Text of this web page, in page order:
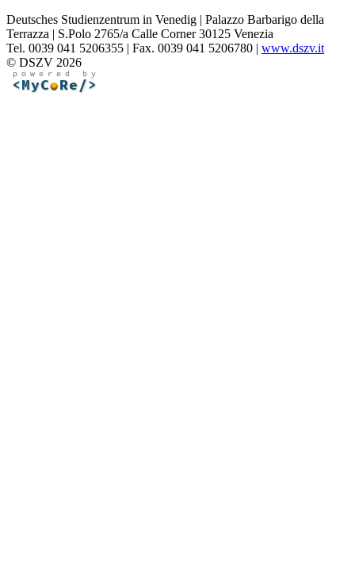
Deutsches Studienzentrum in Venedig | Palazzo Barbarigo della
Terrazza | S.Polo 2765/a Calle Corner 30125 Venezia
Tel. 0039 041 5206355 | Fax. 0039 041 5206780 | www.dszv.it
© DSZV 2026